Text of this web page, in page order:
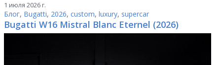
1 июля 2026 г.
Блог, Bugatti, 2026, custom, luxury, supercar
Bugatti W16 Mistral Blanc Eternel (2026)